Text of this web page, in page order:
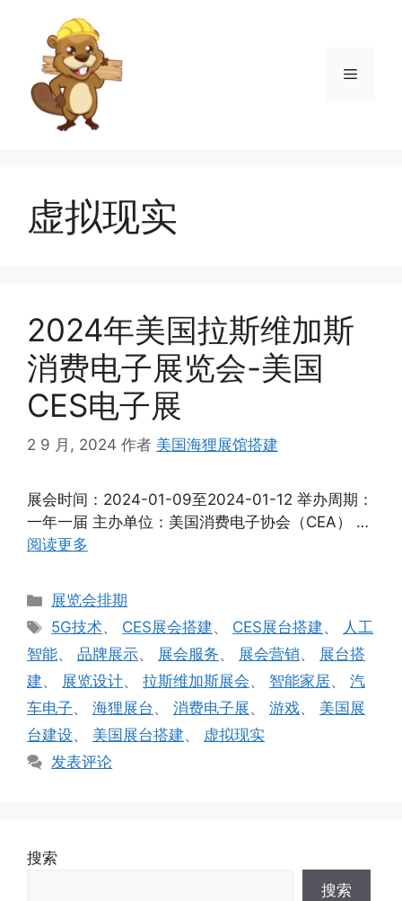
菜
虚拟现实
2024年美国拉斯维加斯
消费电子展览会-美国
CES电子展
2 9 月, 2024 作者 美国海狸展馆搭建
展会时间：2024-01-09至2024-01-12 举办周期：
一年一届 主办单位：美国消费电子协会（CEA） …
阅读更多
分
类
展览会排期
标
签
5G技术、 CES展会搭建、 CES展台搭建、
人工
智能、 品牌展示、 展会服务、 展会营销、 展台搭
建、 展览设计、 拉斯维加斯展会、 智能家居、 汽
车电子、 海狸展台 、 消费电子展、 游戏、 美国展
台建设、 美国展台搭建、 虚拟现实
发表评论
搜索
搜索